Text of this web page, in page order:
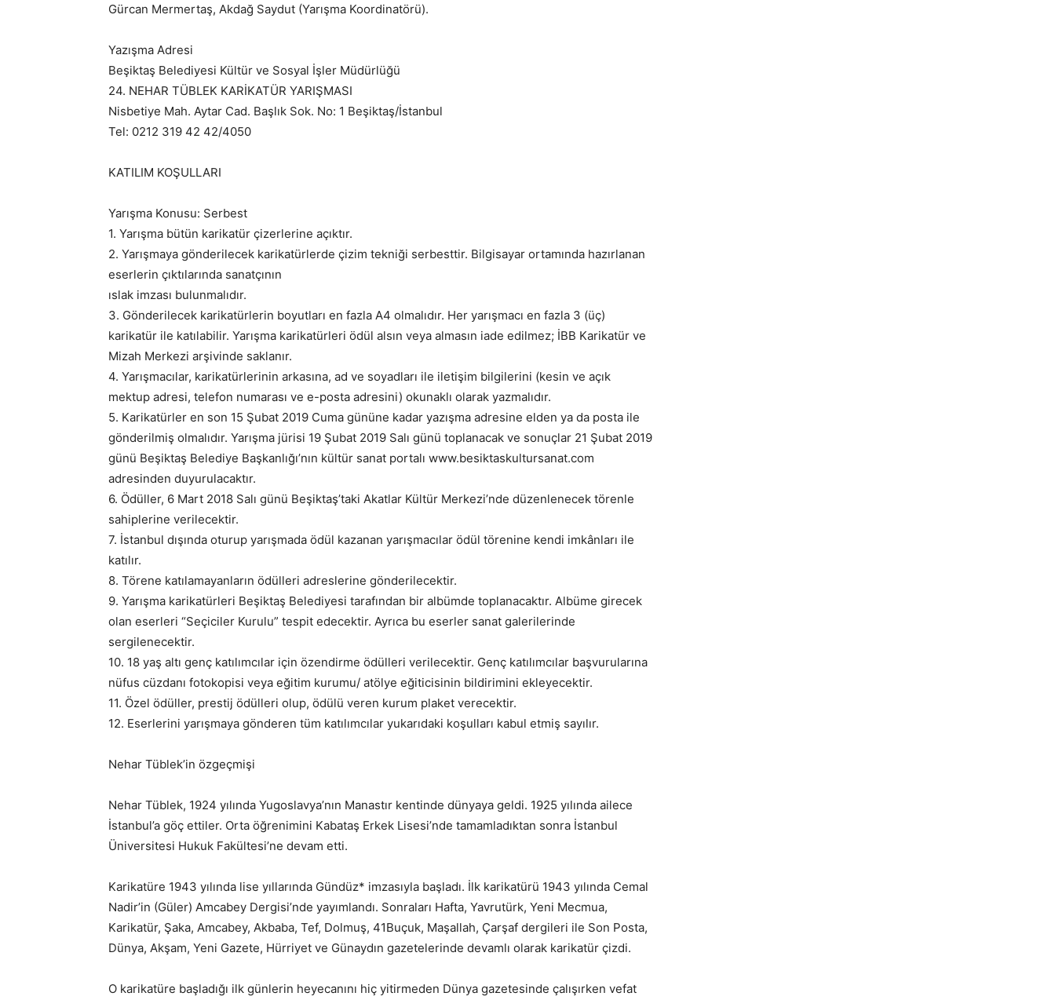
Gürcan Mermertaş, Akdağ Saydut (Yarışma Koordinatörü).
Yazışma Adresi
Beşiktaş Belediyesi Kültür ve Sosyal İşler Müdürlüğü
24. NEHAR TÜBLEK KARİKATÜR YARIŞMASI
Nisbetiye Mah. Aytar Cad. Başlık Sok. No: 1 Beşiktaş/İstanbul
Tel: 0212 319 42 42/4050
KATILIM KOŞULLARI
Yarışma Konusu: Serbest
1. Yarışma bütün karikatür çizerlerine açıktır.
2. Yarışmaya gönderilecek karikatürlerde çizim tekniği serbesttir. Bilgisayar ortamında hazırlanan
eserlerin çıktılarında sanatçının
ıslak imzası bulunmalıdır.
3. Gönderilecek karikatürlerin boyutları en fazla A4 olmalıdır. Her yarışmacı en fazla 3 (üç)
karikatür ile katılabilir. Yarışma karikatürleri ödül alsın veya almasın iade edilmez; İBB Karikatür ve
Mizah Merkezi arşivinde saklanır.
4. Yarışmacılar, karikatürlerinin arkasına, ad ve soyadları ile iletişim bilgilerini (kesin ve açık
mektup adresi, telefon numarası ve e-posta adresini) okunaklı olarak yazmalıdır.
5. Karikatürler en son 15 Şubat 2019 Cuma gününe kadar yazışma adresine elden ya da posta ile
gönderilmiş olmalıdır. Yarışma jürisi 19 Şubat 2019 Salı günü toplanacak ve sonuçlar 21 Şubat 2019
günü Beşiktaş Belediye Başkanlığı’nın kültür sanat portalı www.besiktaskultursanat.com
adresinden duyurulacaktır.
6. Ödüller, 6 Mart 2018 Salı günü Beşiktaş’taki Akatlar Kültür Merkezi’nde düzenlenecek törenle
sahiplerine verilecektir.
7. İstanbul dışında oturup yarışmada ödül kazanan yarışmacılar ödül törenine kendi imkânları ile
katılır.
8. Törene katılamayanların ödülleri adreslerine gönderilecektir.
9. Yarışma karikatürleri Beşiktaş Belediyesi tarafından bir albümde toplanacaktır. Albüme girecek
olan eserleri “Seçiciler Kurulu” tespit edecektir. Ayrıca bu eserler sanat galerilerinde
sergilenecektir.
10. 18 yaş altı genç katılımcılar için özendirme ödülleri verilecektir. Genç katılımcılar başvurularına
nüfus cüzdanı fotokopisi veya eğitim kurumu/ atölye eğiticisinin bildirimini ekleyecektir.
11. Özel ödüller, prestij ödülleri olup, ödülü veren kurum plaket verecektir.
12. Eserlerini yarışmaya gönderen tüm katılımcılar yukarıdaki koşulları kabul etmiş sayılır.
Nehar Tüblek’in özgeçmişi
Nehar Tüblek, 1924 yılında Yugoslavya’nın Manastır kentinde dünyaya geldi. 1925 yılında ailece
İstanbul’a göç ettiler. Orta öğrenimini Kabataş Erkek Lisesi’nde tamamladıktan sonra İstanbul
Üniversitesi Hukuk Fakültesi’ne devam etti.
Karikatüre 1943 yılında lise yıllarında Gündüz* imzasıyla başladı. İlk karikatürü 1943 yılında Cemal
Nadir’in (Güler) Amcabey Dergisi’nde yayımlandı. Sonraları Hafta, Yavrutürk, Yeni Mecmua,
Karikatür, Şaka, Amcabey, Akbaba, Tef, Dolmuş, 41Buçuk, Maşallah, Çarşaf dergileri ile Son Posta,
Dünya, Akşam, Yeni Gazete, Hürriyet ve Günaydın gazetelerinde devamlı olarak karikatür çizdi.
O karikatüre başladığı ilk günlerin heyecanını hiç yitirmeden Dünya gazetesinde çalışırken vefat